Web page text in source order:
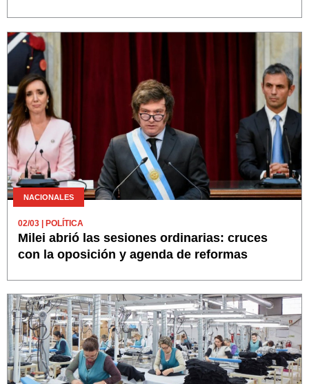
NACIONALES
02/03 | POLÍTICA
Milei abrió las sesiones ordinarias: cruces
con la oposición y agenda de reformas